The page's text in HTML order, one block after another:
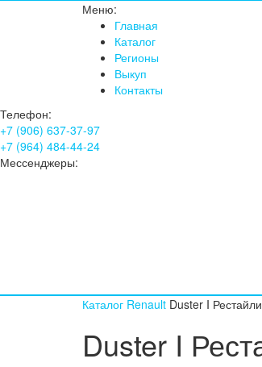
Меню:
Главная
Каталог
Регионы
Выкуп
Контакты
Телефон:
+7 (906) 637-37-97
+7 (964) 484-44-24
Мессенджеры:
Каталог Renault Duster I
Duster I